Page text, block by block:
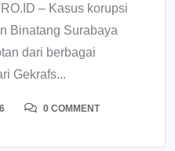
– Kasus korupsi
Binatang Surabaya
dari berbagai
Gekrafs...
0 COMMENT